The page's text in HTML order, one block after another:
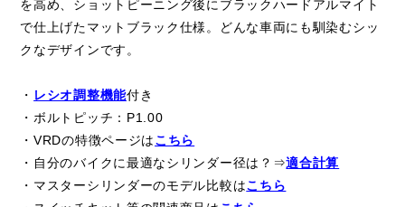
を高め、ショットピーニング後にブラックハードアルマイト
で仕上げたマットブラック仕様。どんな車両にも馴染むシッ
クなデザインです。
・ レシオ調整機能付き
・ボルトピッチ：P1.00
・VRDの特徴ページはこちら
・自分のバイクに最適なシリンダー径は？⇒適合計算
・マスターシリンダーのモデル比較はこちら